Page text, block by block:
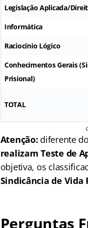
Legislação Aplicada/
Informática
Raciocínio Lógico
Conhecimentos Gerais
Prisional)
TOTAL
Atenção: diferente
realizam Teste de
objetiva, os
Sindicância de Vida
Perguntas